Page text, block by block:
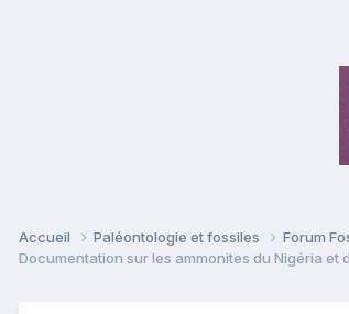
Accueil Paléontologie et fossiles Forum
Documentation sur les ammonites du Nigéria et